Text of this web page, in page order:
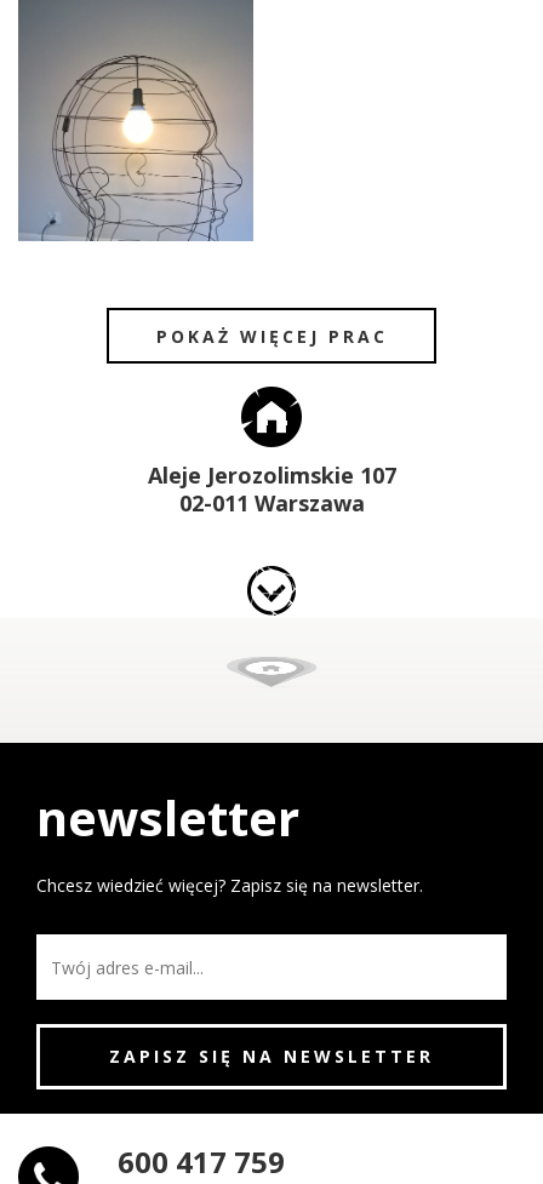
POKAŻ WIĘCEJ PRAC
Aleje Jerozolimskie 107
02-011 Warszawa
newsletter
Chcesz wiedzieć więcej? Zapisz się na newsletter.
600 417 759